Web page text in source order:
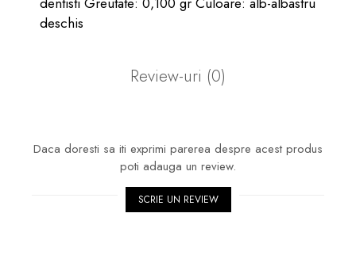
deschis
Review-uri (0)
Daca doresti sa iti exprimi parerea despre acest produs
poti adauga un review.
SCRIE UN REVIEW